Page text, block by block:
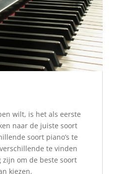
wilt, is het als eerste
naar de juiste soort
soort piano’s te
te vinden
om de beste soort
kiezen.